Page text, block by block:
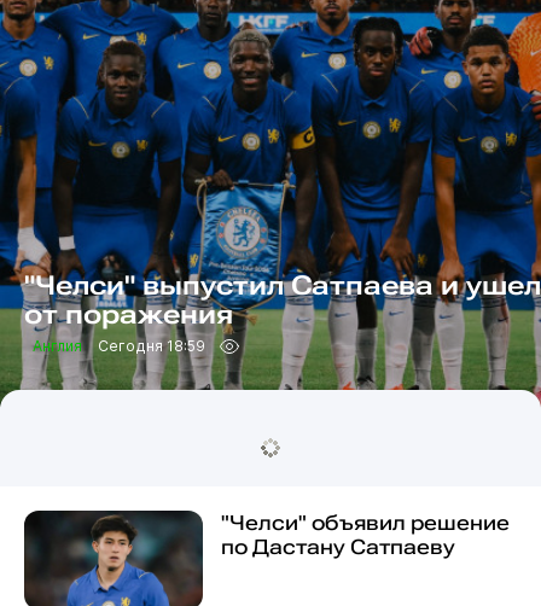
"Челси" выпустил Сатпаева и ушел
от поражения
Англия Сегодня 18:59
"Челси" объявил решение
по Дастану Сатпаеву